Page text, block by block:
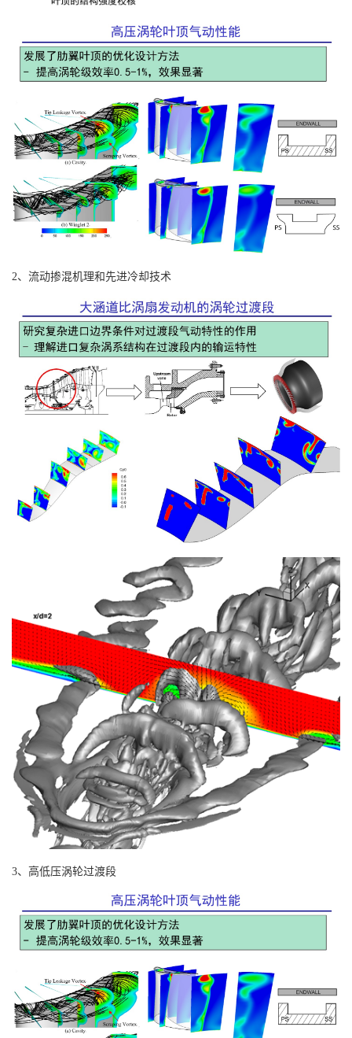
2、流动掺混机理和先进冷却技术
3、高低压涡轮过渡段